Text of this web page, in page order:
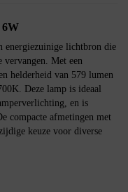
6W
energiezuinige lichtbron die
Met een
helderheid van 579 lumen
Deze lamp is ideaal
en is
compacte afmetingen met
keuze voor diverse